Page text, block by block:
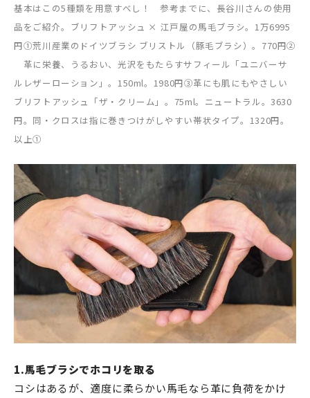
基本はこの5種類を用意すべし！ 参考までに、長谷川さんの使用
品をご紹介。ブリフトアッシュ × 江戸屋の馬毛ブラシ。1万6995
円①荒川産業のドイツブラシ ブリストル（豚毛ブラシ）。770円②
革に栄養、うるおい、光沢をもたらすサフィール「ユニバーサ
ルレザーローション」。150ml。1980円③革にも肌にもやさしい
ブリフトアッシュ「ザ・クリーム」。75ml。ニュートラル。3630
円。同・クロスは指に巻きつけがしやすい帯状タイプ。1320円。
以上①
1.馬毛ブラシでホコリを取る
コシはあるが、適度に柔らかい馬毛なら革に負荷をかけ